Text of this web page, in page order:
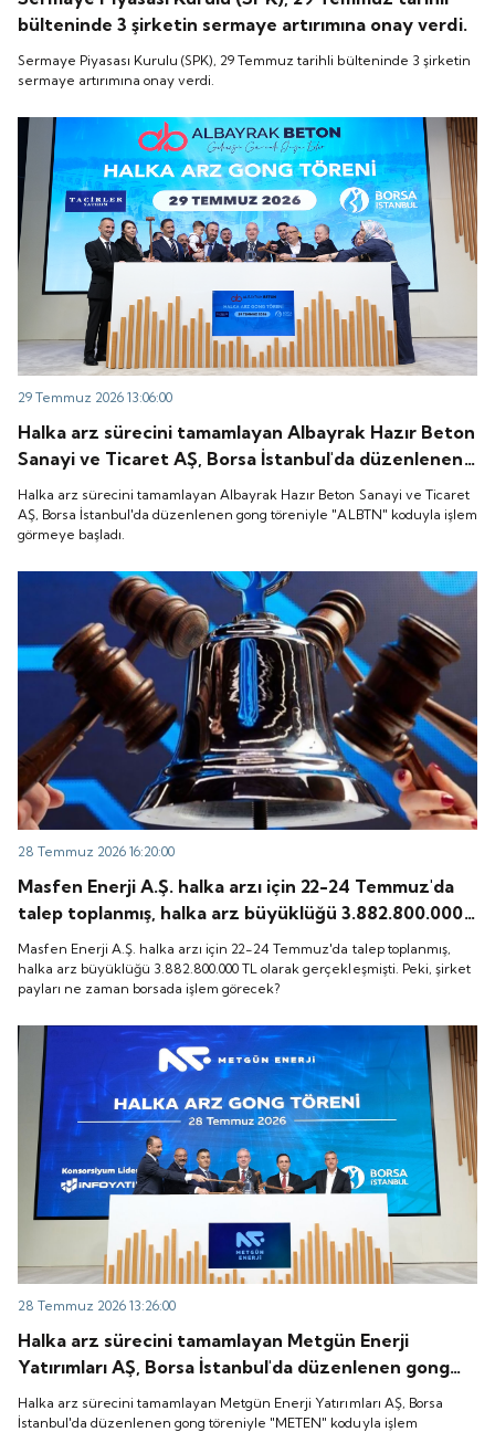
bülteninde 3 şirketin sermaye artırımına onay verdi.
Sermaye Piyasası Kurulu (SPK), 29 Temmuz tarihli bülteninde 3 şirketin
sermaye artırımına onay verdi.
29 Temmuz 2026 13:06:00
Halka arz sürecini tamamlayan Albayrak Hazır Beton
Sanayi ve Ticaret AŞ, Borsa İstanbul'da düzenlenen
gong töreniyle "ALBTN" koduyla işlem görmeye
başladı.
Halka arz sürecini tamamlayan Albayrak Hazır Beton Sanayi ve Ticaret
AŞ, Borsa İstanbul'da düzenlenen gong töreniyle "ALBTN" koduyla işlem
görmeye başladı.
28 Temmuz 2026 16:20:00
Masfen Enerji A.Ş. halka arzı için 22-24 Temmuz'da
talep toplanmış, halka arz büyüklüğü 3.882.800.000
TL olarak gerçekleşmişti. Peki, şirket payları ne
zaman borsada işlem görecek?
Masfen Enerji A.Ş. halka arzı için 22-24 Temmuz'da talep toplanmış,
halka arz büyüklüğü 3.882.800.000 TL olarak gerçekleşmişti. Peki, şirket
payları ne zaman borsada işlem görecek?
28 Temmuz 2026 13:26:00
Halka arz sürecini tamamlayan Metgün Enerji
Yatırımları AŞ, Borsa İstanbul'da düzenlenen gong
töreniyle "METEN" koduyla işlem görmeye başladı.
Halka arz sürecini tamamlayan Metgün Enerji Yatırımları AŞ, Borsa
İstanbul'da düzenlenen gong töreniyle "METEN" koduyla işlem